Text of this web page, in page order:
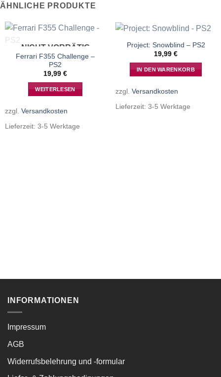
ÄHNLICHE PRODUKTE
NICHT VORRÄTIG
Ferrari F355 Challenge –
PS2
19,99 €
WEITERLESEN
zzgl. Versandkosten
Lieferzeit: 3-5 Werktage
Project: Snowblind – PS2
19,99 €
IN DEN WARENKORB
zzgl. Versandkosten
Lieferzeit: 3-5 Werktage
INFORMATIONEN
Impressum
AGB
Widerrufsbelehrung und -formular